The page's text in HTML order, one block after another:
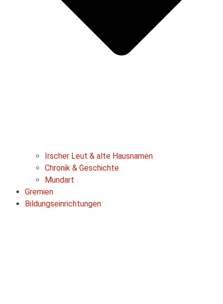
Irscher Leut & alte Hausnamen
Chronik & Geschichte
Mundart
Gremien
Bildungseinrichtungen